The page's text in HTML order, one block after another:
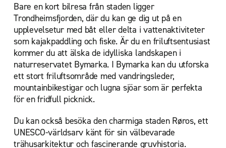
Bare en kort bilresa från staden ligger
Trondheimsfjorden, där du kan ge dig ut på en
upplevelsetur med båt eller delta i vattenaktiviteter
som kajakpaddling och fiske. Är du en friluftsentusiast
kommer du att älska de idylliska landskapen i
naturreservatet Bymarka. I Bymarka kan du utforska
ett stort friluftsområde med vandringsleder,
mountainbikestigar och lugna sjöar som är perfekta
för en fridfull picknick.
Du kan också besöka den charmiga staden Røros, ett
UNESCO-världsarv känt för sin välbevarade
trähusarkitektur och fascinerande gruvhistoria.